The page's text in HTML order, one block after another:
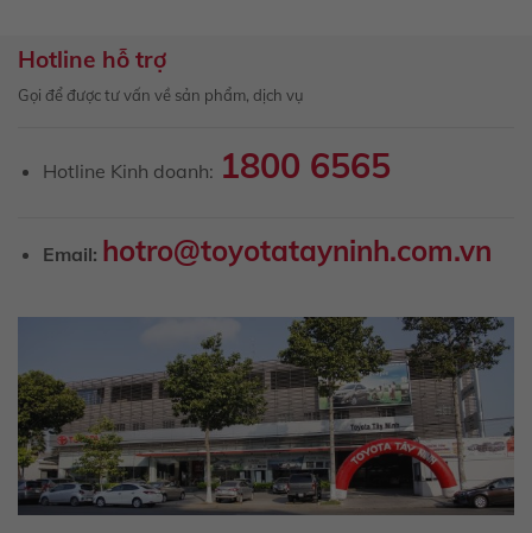
Hotline hỗ trợ
Gọi để được tư vấn về sản phẩm, dịch vụ
Hotline Kinh doanh: 1800 6565
Email: hotro@toyotatayninh.com.vn